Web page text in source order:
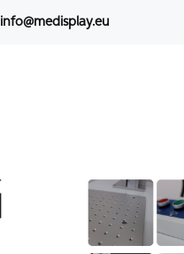
info@medisplay.eu